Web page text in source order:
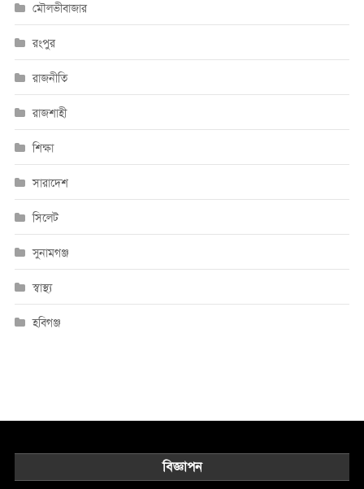
মৌলভীবাজার
রংপুর
রাজনীতি
রাজশাহী
শিক্ষা
সারাদেশ
সিলেট
সুনামগঞ্জ
স্বাস্থ্য
হবিগঞ্জ
বিজ্ঞাপন